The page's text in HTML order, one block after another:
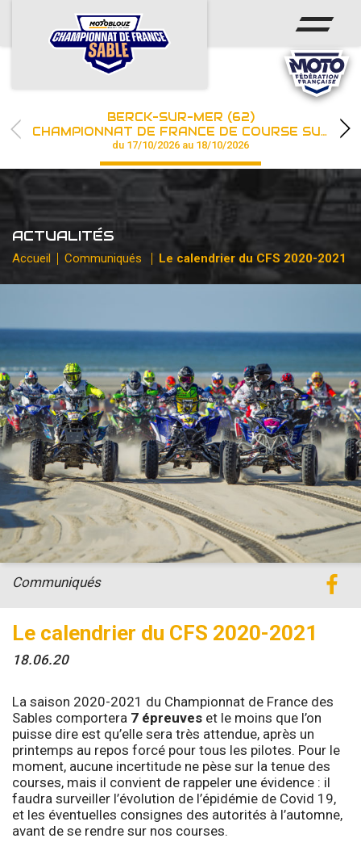
ACCUEIL
ACTUS
CHAMPIONNAT
RÉSULTATS
PHOTOS / WEB TV
PARTENAIRES
BERCK-SUR-MER (62)
CHAMPIONNAT DE FRANCE DE COURSE SUR SABLE
du 17/10/2026 au 18/10/2026
ACTUALITÉS
Accueil Communiqués Le calendrier du CFS 2020-2021
Le calendrier du CFS 2020-2021
18.06.20
Communiqués
La saison 2020-2021 du Championnat de France des
Sables comportera 7 épreuves et le moins que l’on
puisse dire est qu’elle sera très attendue, après un
printemps au repos forcé pour tous les pilotes. Pour le
moment, aucune incertitude ne pèse sur la tenue des
courses, mais il convient de rappeler une évidence : il
faudra surveiller l’évolution de l’épidémie de Covid 19,
et les éventuelles consignes des autorités à l’automne,
avant de se rendre sur nos courses.